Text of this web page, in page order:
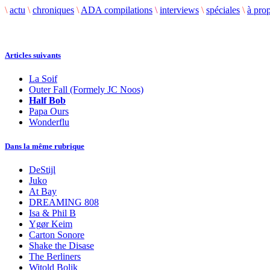
\ actu \ chroniques \ ADA compilations \ interviews \ spéciales \ à
Articles suivants
La Soif
Outer Fall (Formely JC Noos)
Half Bob
Papa Ours
Wonderflu
Dans la même rubrique
DeStijl
Juko
At Bay
DREAMING 808
Isa & Phil B
Ygør Keim
Carton Sonore
Shake the Disase
The Berliners
Witold Bolik